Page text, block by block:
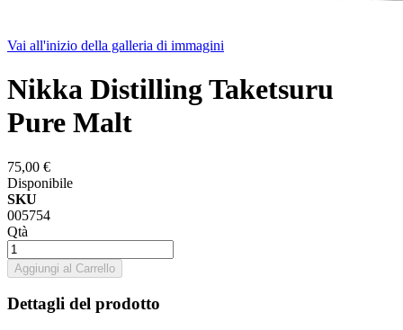
Vai all'inizio della galleria di immagini
Nikka Distilling Taketsuru
Pure Malt
75,00 €
Disponibile
SKU
005754
Qtà
Aggiungi al Carrello
Dettagli del prodotto